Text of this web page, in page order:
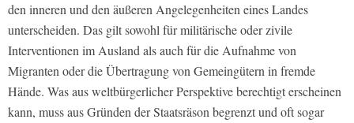
den inneren und den äußeren Angelegenheiten eines Landes
unterscheiden. Das gilt sowohl für militärische oder zivile
Interventionen im Ausland als auch für die Aufnahme von
Migranten oder die Übertragung von Gemeingütern in fremde
Hände. Was aus weltbürgerlicher Perspektive berechtigt erscheinen
kann, muss aus Gründen der Staatsräson begrenzt und oft sogar